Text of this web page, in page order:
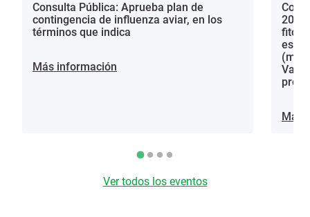
Consulta Pública: Aprueba plan de
contingencia de influenza aviar, en los
términos que indica
Más información
2013
Más
Ver todos los eventos